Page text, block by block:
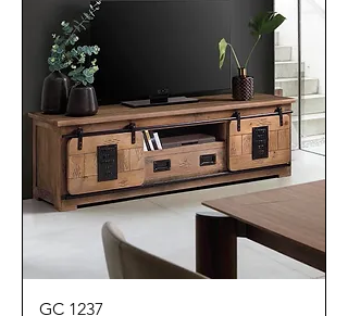
GC 1237